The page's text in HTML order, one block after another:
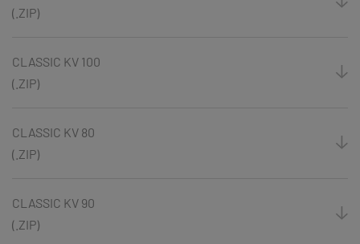
(.ZIP)
CLASSIC KV 100
(.ZIP)
CLASSIC KV 80
(.ZIP)
CLASSIC KV 90
(.ZIP)